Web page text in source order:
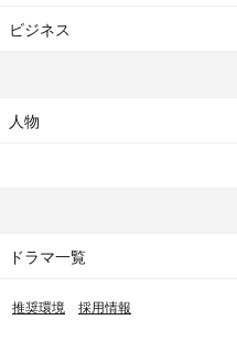
ビジネス
人物
ドラマ一覧
推奨環境 採用情報